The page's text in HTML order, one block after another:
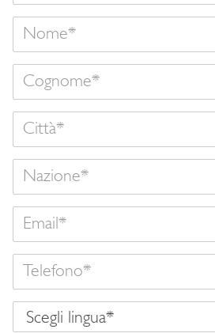
Nome
Cognome
Città
Nazione
Email
Telefono
Scegli
lingua